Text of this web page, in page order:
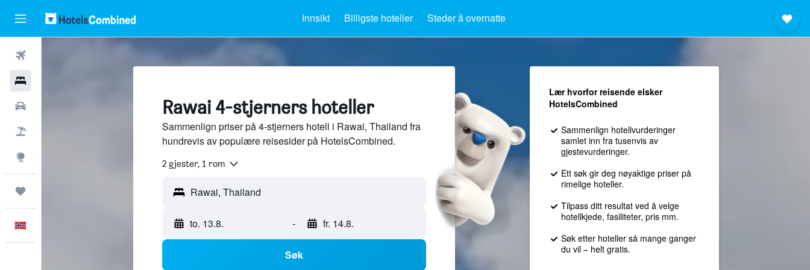
Innsikt Billigste hoteller Steder å overnatte
Rawai 4-stjerners hoteller
Sammenlign priser på 4-stjerners hotell i Rawai, Thailand fra
hundrevis av populære reisesider på HotelsCombined.
2 gjester, 1 rom
to. 13.8. - fr. 14.8.
Søk
Lær hvorfor reisende elsker
HotelsCombined
Sammenlign hotellvurderinger
samlet inn fra tusenvis av
gjestevurderinger.
Ett søk gir deg nøyaktige priser på
rimelige hoteller.
Tilpass ditt resultat ved å velge
hotellkjede, fasiliteter, pris mm.
Søk etter hoteller så mange ganger
du vil – helt gratis.